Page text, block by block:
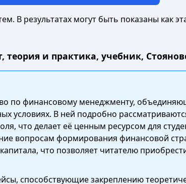
В результатах могут быть показаны как
и практика, учебник,
по финансовому менеджменту,
условиях. В ней подробно
что делает её ценным ресурсом для
вопросам формирования финансовой
что позволяет читателю
способствующие закреплению